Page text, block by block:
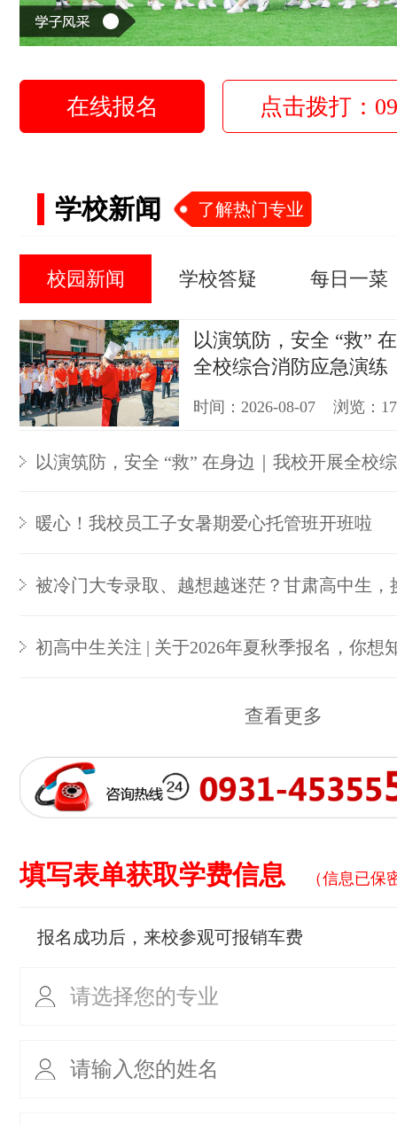
在线报名 点击拨打：
学校新闻 了解热门专业
校园新闻 学校答疑 每日一菜
以演筑防，安全 “救”
全校综合消防应急演练
时间：2026-08-07 浏览：
以演筑防，安全 “救” 在身边｜我校开展全校综
暖心！我校员工子女暑期爱心托管班开班啦
被冷门大专录取、越想越迷茫？甘肃高中生，
初高中生关注 | 关于2026年夏秋季报名，你想
查看更多
填写表单获取学费信息 （信息已保
报名成功后，来校参观可报销车费